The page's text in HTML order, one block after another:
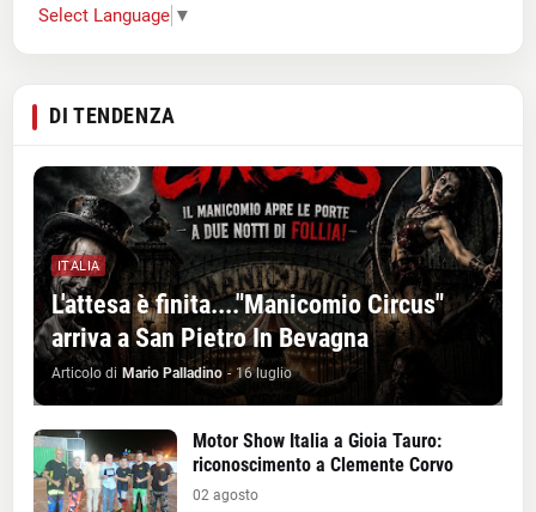
Select Language ▼
DI TENDENZA
ITALIA
L'attesa è finita...."Manicomio Circus"
arriva a San Pietro In Bevagna
Articolo di Mario Palladino - 16 luglio
Motor Show Italia a Gioia Tauro:
riconoscimento a Clemente Corvo
02 agosto